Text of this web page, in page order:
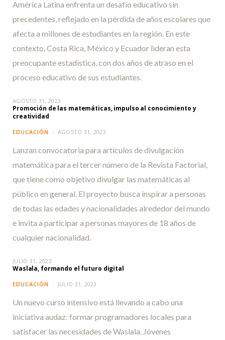
América Latina enfrenta un desafío educativo sin
precedentes, reflejado en la pérdida de años escolares que
afecta a millones de estudiantes en la región. En este
contexto, Costa Rica, México y Ecuador lideran esta
preocupante estadística, con dos años de atraso en el
proceso educativo de sus estudiantes.
AGOSTO 31, 2023
Promoción de las matemáticas, impulso al conocimiento y
creatividad
EDUCACIÓN AGOSTO 31, 2023
Lanzan convocatoria para artículos de divulgación
matemática para el tercer número de la Revista Factorial,
que tiene como objetivo divulgar las matemáticas al
público en general. El proyecto busca inspirar a personas
de todas las edades y nacionalidades alrededor del mundo
e invita a participar a personas mayores de 18 años de
cualquier nacionalidad.
JULIO 31, 2023
Waslala, formando el futuro digital
EDUCACIÓN JULIO 31, 2023
Un nuevo curso intensivo está llevando a cabo una
iniciativa audaz: formar programadores locales para
satisfacer las necesidades de Waslala. Jóvenes